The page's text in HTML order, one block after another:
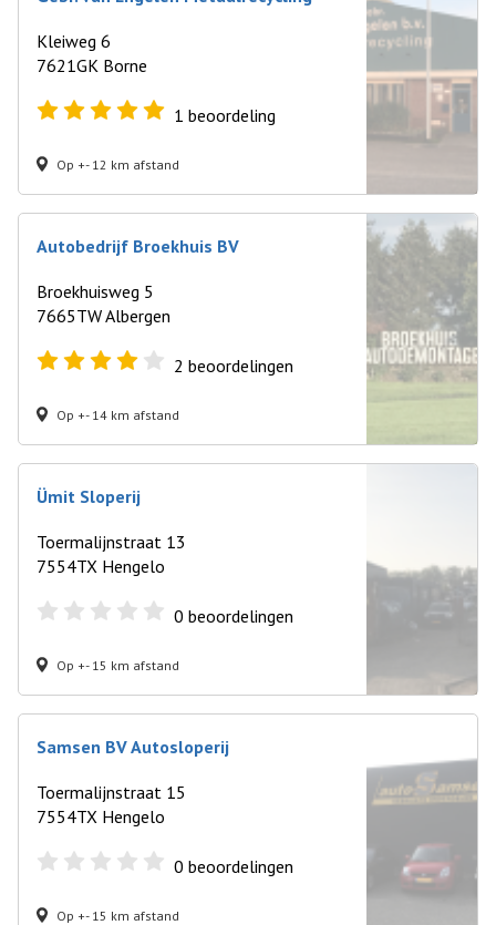
Kleiweg 6
7621GK Borne
1 beoordeling
Op +- 12 km afstand
Autobedrijf Broekhuis BV
Broekhuisweg 5
7665TW Albergen
2 beoordelingen
Op +- 14 km afstand
Ümit Sloperij
Toermalijnstraat 13
7554TX Hengelo
0 beoordelingen
Op +- 15 km afstand
Samsen BV Autosloperij
Toermalijnstraat 15
7554TX Hengelo
0 beoordelingen
Op +- 15 km afstand